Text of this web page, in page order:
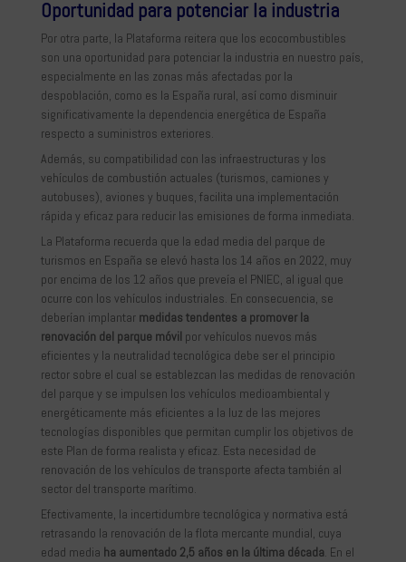
Oportunidad para potenciar la industria
Por otra parte, la Plataforma reitera que los ecocombustibles
son una oportunidad para potenciar la industria en nuestro país,
especialmente en las zonas más afectadas por la
despoblación, como es la España rural, así como disminuir
significativamente la dependencia energética de España
respecto a suministros exteriores.
Además, su compatibilidad con las infraestructuras y los
vehículos de combustión actuales (turismos, camiones y
autobuses), aviones y buques, facilita una implementación
rápida y eficaz para reducir las emisiones de forma inmediata.
La Plataforma recuerda que la edad media del parque de
turismos en España se elevó hasta los 14 años en 2022, muy
por encima de los 12 años que preveía el PNIEC, al igual que
ocurre con los vehículos industriales. En consecuencia, se
deberían implantar medidas tendentes a promover la
renovación del parque móvil por vehículos nuevos más
eficientes y la neutralidad tecnológica debe ser el principio
rector sobre el cual se establezcan las medidas de renovación
del parque y se impulsen los vehículos medioambiental y
energéticamente más eficientes a la luz de las mejores
tecnologías disponibles que permitan cumplir los objetivos de
este Plan de forma realista y eficaz. Esta necesidad de
renovación de los vehículos de transporte afecta también al
sector del transporte marítimo.
Efectivamente, la incertidumbre tecnológica y normativa está
retrasando la renovación de la flota mercante mundial, cuya
edad media ha aumentado 2,5 años en la última década. En el